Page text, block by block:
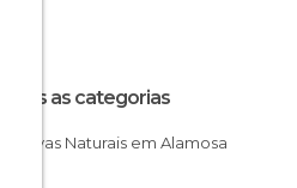
Todas as categorias
Reservas Naturais em Alamosa